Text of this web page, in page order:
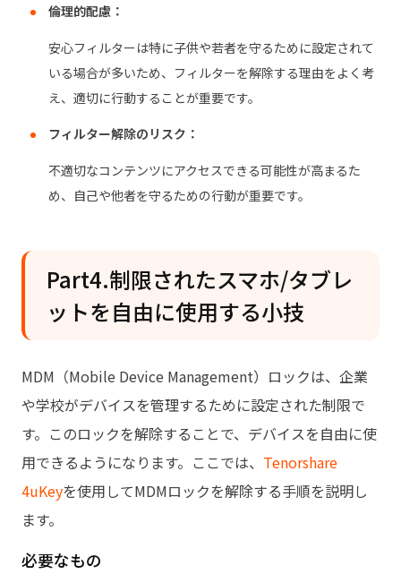
倫理的配慮：
安心フィルターは特に子供や若者を守るために設定されて
いる場合が多いため、フィルターを解除する理由をよく考
え、適切に行動することが重要です。
フィルター解除のリスク：
不適切なコンテンツにアクセスできる可能性が高まるた
め、自己や他者を守るための行動が重要です。
Part4.制限されたスマホ/タブレ
ットを自由に使用する小技
MDM（Mobile Device Management）ロックは、企業
や学校がデバイスを管理するために設定された制限で
す。このロックを解除することで、デバイスを自由に使
用できるようになります。ここでは、 Tenorshare
4uKeyを使用してMDMロックを解除する手順を説明し
ます。
必要なもの